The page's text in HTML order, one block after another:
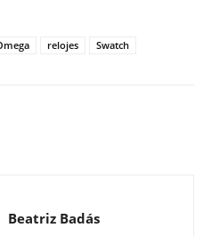
relojes Swatch
Beatriz Badás